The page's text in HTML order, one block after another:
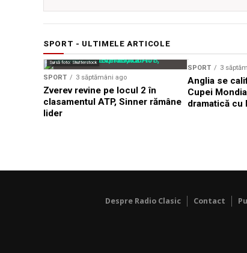
SPORT - ULTIMELE ARTICOLE
Sursă foto: Shutterstock
SPORT 3 săptămâni ago
Zverev revine pe locul 2 în
clasamentul ATP, Sinner rămâne
lider
SPORT 3
Anglia se
Cupei
dramatică cu
Despre Radio Clasic Contact